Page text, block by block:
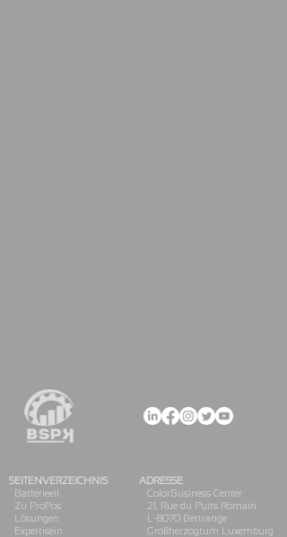
SEITENVERZEICHNIS
Batterieeil
Zu ProPos
Lösungen
Expertisein
ADRESSE
ColorBusiness Center
21, Rue du Puits Romain
L-8070 Bertrange
Großherzogtum Luxemburg